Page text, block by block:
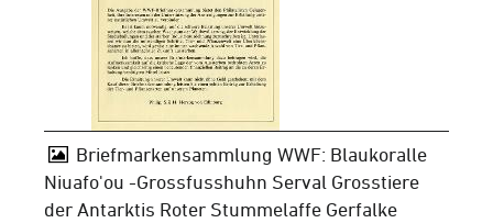
Briefmarkensammlung WWF: Blaukoralle
Niuafo'ou -Grossfusshuhn Serval Grosstiere
der Antarktis Roter Stummelaffe Gerfalke